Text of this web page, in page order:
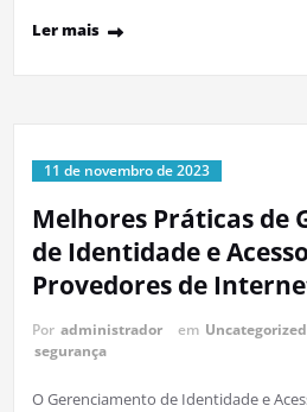
Ler mais
11 de novembro de 2023
Melhores Práticas de
de Identidade e
Provedores de
Por administrador em Uncategorized
segurança
O Gerenciamento de Identidade e